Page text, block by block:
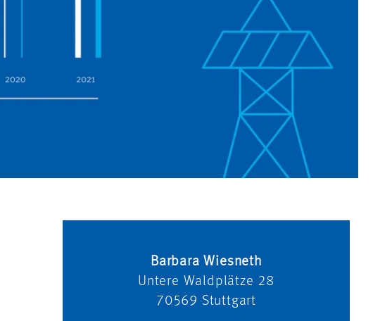
Barbara Wiesneth
Untere Waldplätze 28
70569 Stuttgart